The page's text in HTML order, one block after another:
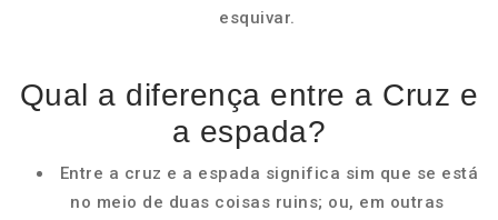
esquivar.
Qual a diferença entre a Cruz e
a espada?
Entre a cruz e a espada significa sim que se está
no meio de duas coisas ruins; ou, em outras